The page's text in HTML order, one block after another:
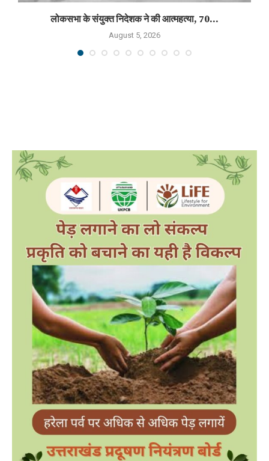
लोकसभा के संयुक्त निदेशक ने की आत्महत्या, 70...
August 5, 2026